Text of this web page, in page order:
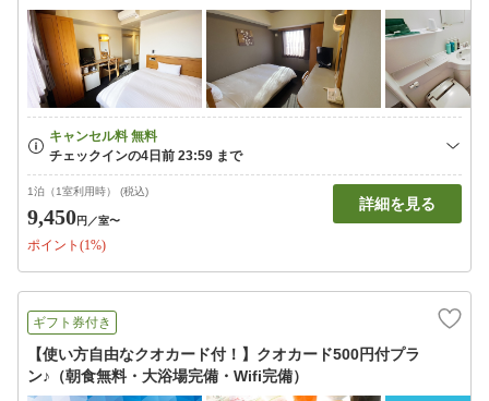
1泊（1室利用時） (税込)
9,450円 ／室〜
ポイント(1%)
詳細を見る
ギフト券付き
【使い方自由なクオカード付！】クオカード500円付プラ
ン♪（朝食無料・大浴場完備・Wifi完備）